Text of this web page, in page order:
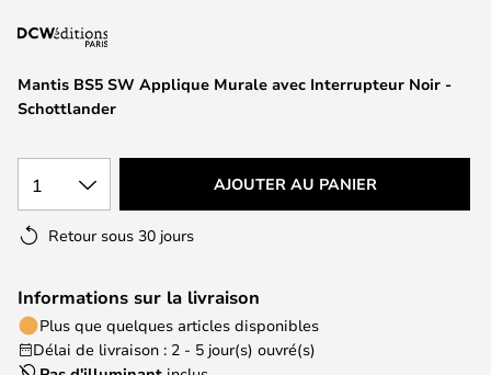
the
gallery
Mantis BS5 SW Applique Murale avec Interrupteur Noir -
Schottlander
1 AJOUTER AU PANIER
Retour sous 30 jours
Informations sur la livraison
Plus que quelques articles disponibles
Délai de livraison : 2 - 5 jour(s) ouvré(s)